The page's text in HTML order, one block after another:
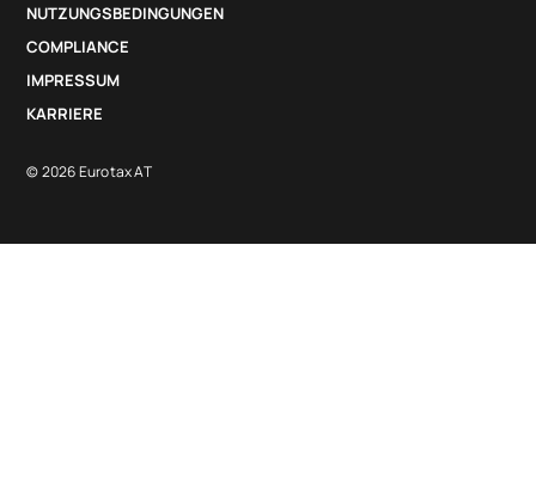
NUTZUNGSBEDINGUNGEN
COMPLIANCE
IMPRESSUM
KARRIERE
© 2026 Eurotax AT